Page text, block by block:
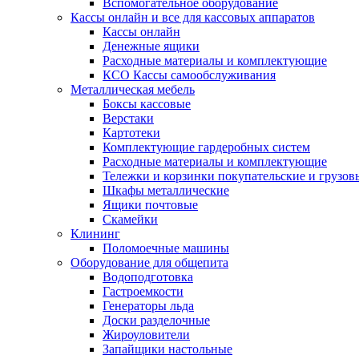
Вспомогательное оборудование
Кассы онлайн и все для кассовых аппаратов
Кассы онлайн
Денежные ящики
Расходные материалы и комплектующие
КСО Кассы самообслуживания
Металлическая мебель
Боксы кассовые
Верстаки
Картотеки
Комплектующие гардеробных систем
Расходные материалы и комплектующие
Тележки и корзинки покупательские и
Шкафы металлические
Ящики почтовые
Скамейки
Клининг
Поломоечные машины
Оборудование для общепита
Водоподготовка
Гастроемкости
Генераторы льда
Доски разделочные
Жироуловители
Запайщики настольные